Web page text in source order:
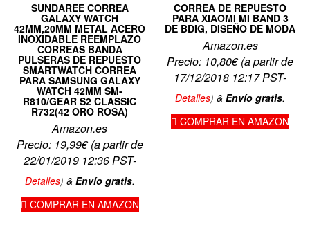
SUNDAREE CORREA
GALAXY WATCH
42MM,20MM METAL ACERO
INOXIDABLE REEMPLAZO
CORREAS BANDA
PULSERAS DE REPUESTO
SMARTWATCH CORREA
PARA SAMSUNG GALAXY
WATCH 42MM SM-
R810/GEAR S2 CLASSIC
R732(42 ORO ROSA)
Amazon.es
Precio: 19,99€(a partir de
22/01/2019 12:36 PST-
Detalles) & Envío gratis.
COMPRAR EN AMAZON
CORREA DE REPUESTO
PARA XIAOMI MI BAND 3
DE BDIG, DISEÑO DE MODA
Amazon.es
Precio: 10,80€(a partir de
17/12/2018 12:17 PST-
Detalles)&Envío gratis.
COMPRAR EN AMAZON